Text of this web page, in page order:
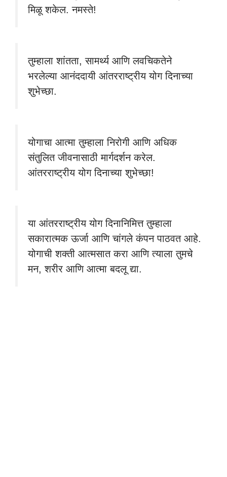
मिळू शकेल. नमस्ते!
तुम्हाला शांतता, सामर्थ्य आणि लवचिकतेने
भरलेल्या आनंददायी आंतरराष्ट्रीय योग दिनाच्या
शुभेच्छा.
योगाचा आत्मा तुम्हाला निरोगी आणि अधिक
संतुलित जीवनासाठी मार्गदर्शन करेल.
आंतरराष्ट्रीय योग दिनाच्या शुभेच्छा!
या आंतरराष्ट्रीय योग दिनानिमित्त तुम्हाला
सकारात्मक ऊर्जा आणि चांगले कंपन पाठवत आहे.
योगाची शक्ती आत्मसात करा आणि त्याला तुमचे
मन, शरीर आणि आत्मा बदलू द्या.